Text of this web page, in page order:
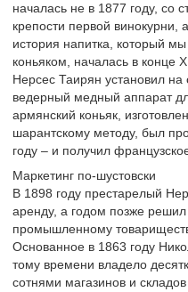
началась не в 1877 году, со
крепости первой
история напитка, который
коньяком, началась в конце
Нерсес Таирян установил
ведерный медный аппарат
армянский коньяк,
шарантскому методу, был
году – и получил
Маркетинг по-шустовски
В 1898 году престарелый
аренду, а годом позже решил
промышленному
Основанное в 1863 году
тому времени владело
сотнями магазинов и